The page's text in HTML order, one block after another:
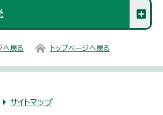
へ戻る トップページへ戻る
サイトマップ